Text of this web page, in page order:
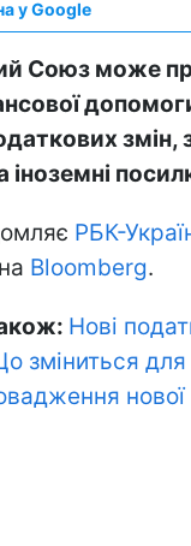
у Google
Союз може
змін,
РБК-
Bloomberg.
Нові
зміниться для
нової